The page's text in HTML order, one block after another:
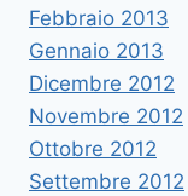
Febbraio 2013
Gennaio 2013
Dicembre 2012
Novembre 2012
Ottobre 2012
Settembre 2012